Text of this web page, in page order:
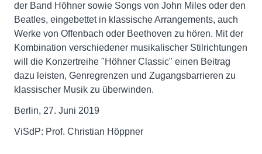
der Band Höhner sowie Songs von John Miles oder den
Beatles, eingebettet in klassische Arrangements, auch
Werke von Offenbach oder Beethoven zu hören. Mit der
Kombination verschiedener musikalischer Stilrichtungen
will die Konzertreihe "Höhner Classic" einen Beitrag
dazu leisten, Genregrenzen und Zugangsbarrieren zu
klassischer Musik zu überwinden.
Berlin, 27. Juni 2019
ViSdP: Prof. Christian Höppner